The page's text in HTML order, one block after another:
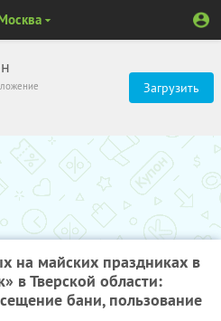
Загрузить
на майских праздниках в
в Тверской области:
бани, пользование